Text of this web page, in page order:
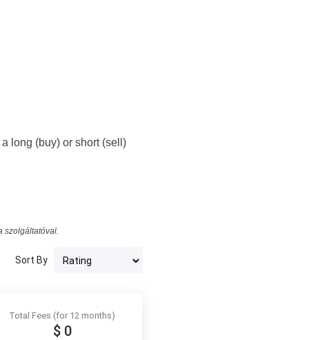
long (buy) or short (sell)
szolgáltatóval.
Sort By
Total Fees (for 12 months)
$ 0